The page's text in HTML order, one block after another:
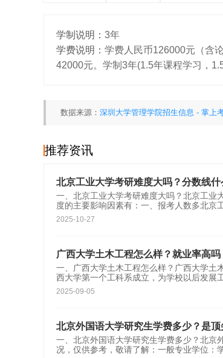
学制说明： 3年
学费说明： 学费人民币126000元（含
42000元。学制3年(1.5年课程学习，
数据来源： 深圳大学管理学院招生信息 - 掌上
推荐资讯
北京工业大学考研难度大吗？分数线什
一、北京工业大学考研难度大吗？北京工业
度的主要影响因素有：一、报考人数多北京
2025-10-27
广西大学土木工程怎么样？就业率高吗
一、广西大学土木工程怎么样？广西大学土
西大学第一个工科系成立，为学校以后发展
2025-09-05
北京外国语大学研究生学费多少？是顶
一、北京外国语大学研究生学费多少？北京
况，仅供参考，敬请了解：一般专业学位：